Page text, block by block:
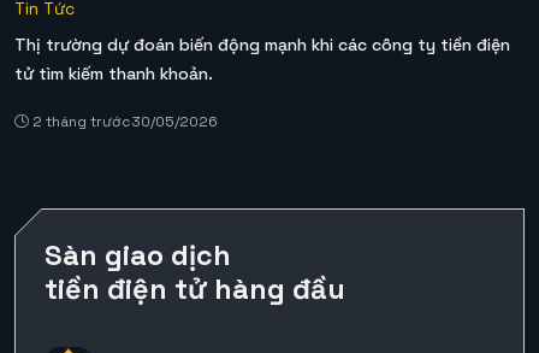
Tin Tức
Thị trường dự đoán biến động mạnh khi các công ty tiền điện
tử tìm kiếm thanh khoản.
2 tháng trước30/05/2026
Sàn giao dịch
tiền điện tử hàng đầu